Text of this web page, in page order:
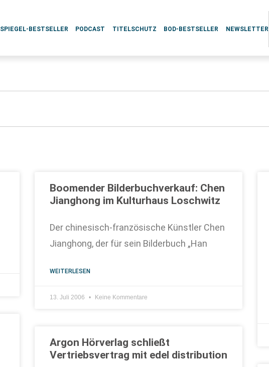
SPIEGEL-BESTSELLER PODCAST TITELSCHUTZ BOD-BESTSELLER NEWSLETTER
Boomender Bilderbuchverkauf: Chen
Jianghong im Kulturhaus Loschwitz
Der chinesisch-französische Künstler Chen
Jianghong, der für sein Bilderbuch „Han
WEITERLESEN
13. Juli 2006 Keine Kommentare
Argon Hörverlag schließt
Vertriebsvertrag mit edel distribution